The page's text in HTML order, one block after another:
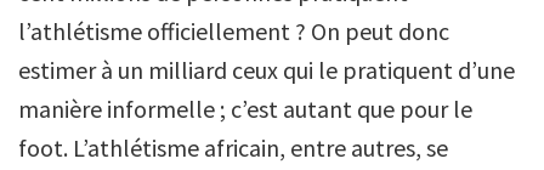
l’athlétisme officiellement ? On peut donc
estimer à un milliard ceux qui le pratiquent d’une
manière informelle ; c’est autant que pour le
foot. L’athlétisme africain, entre autres, se